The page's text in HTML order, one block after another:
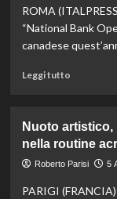
Chelsea
a
Hong
ROMA
“National Bank
canadese
Leggi tuttoLeggi
Esordio
ok
per
al
Nuoto artistico,
nella routine
Roberto Parisi 5
PARIGI